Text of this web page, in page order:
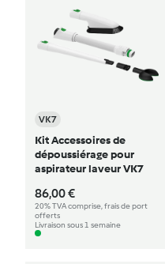
VK7
Kit Accessoires de
dépoussiérage pour
aspirateur laveur VK7
86,00 €
20% TVA comprise, frais de port
offerts
Livraison sous 1 semaine